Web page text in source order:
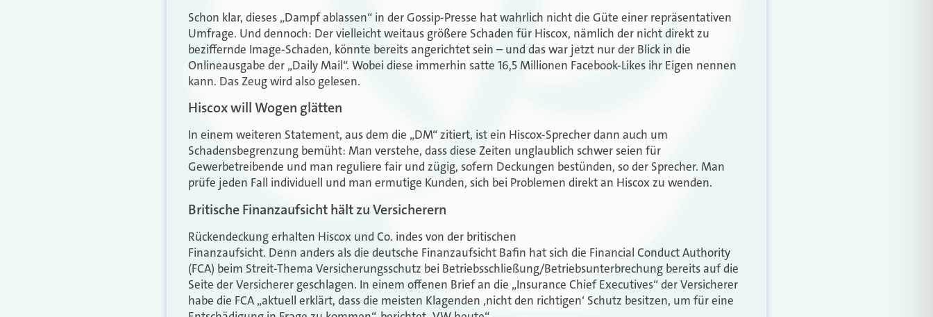
Schon klar, dieses „Dampf ablassen“ in der Gossip-Presse hat wahrlich nicht die Güte einer repräsentativen
Umfrage. Und dennoch: Der vielleicht weitaus größere Schaden für Hiscox, nämlich der nicht direkt zu
beziffernde Image-Schaden, könnte bereits angerichtet sein – und das war jetzt nur der Blick in die
Onlineausgabe der „Daily Mail“. Wobei diese immerhin satte 16,5 Millionen Facebook-Likes ihr Eigen nennen
kann. Das Zeug wird also gelesen.
Hiscox will Wogen glätten
In einem weiteren Statement, aus dem die „DM“ zitiert, ist ein Hiscox-Sprecher dann auch um
Schadensbegrenzung bemüht: Man verstehe, dass diese Zeiten unglaublich schwer seien für
Gewerbetreibende und man reguliere fair und zügig, sofern Deckungen bestünden, so der Sprecher. Man
prüfe jeden Fall individuell und man ermutige Kunden, sich bei Problemen direkt an Hiscox zu wenden.
Britische Finanzaufsicht hält zu Versicherern
Rückendeckung erhalten Hiscox und Co. indes von der britischen
Finanzaufsicht. Denn anders als die deutsche Finanzaufsicht Bafin hat sich die Financial Conduct Authority
(FCA) beim Streit-Thema Versicherungsschutz bei Betriebsschließung/Betriebsunterbrechung bereits auf die
Seite der Versicherer geschlagen. In einem offenen Brief an die „Insurance Chief Executives“ der Versicherer
habe die FCA „aktuell erklärt, dass die meisten Klagenden ,nicht den richtigen‘ Schutz besitzen, um für eine